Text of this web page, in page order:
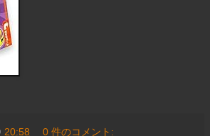
20:58 0 件のコメント: